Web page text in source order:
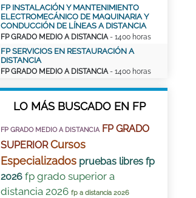
FP INSTALACIÓN Y MANTENIMIENTO
ELECTROMECÁNICO DE MAQUINARIA Y
CONDUCCIÓN DE LÍNEAS A DISTANCIA
FP GRADO MEDIO A DISTANCIA- 1400 horas
FP SERVICIOS EN RESTAURACIÓN A
DISTANCIA
FP GRADO MEDIO A DISTANCIA- 1400 horas
LO MÁS BUSCADO EN FP
FP GRADO MEDIO A DISTANCIA FP GRADO
SUPERIOR Cursos
Especializados pruebas libres fp
2026 fp grado superior a
distancia 2026 fp a distancia 2026